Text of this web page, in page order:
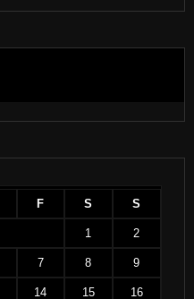
F S S
1 2
7 8 9
14 15 16